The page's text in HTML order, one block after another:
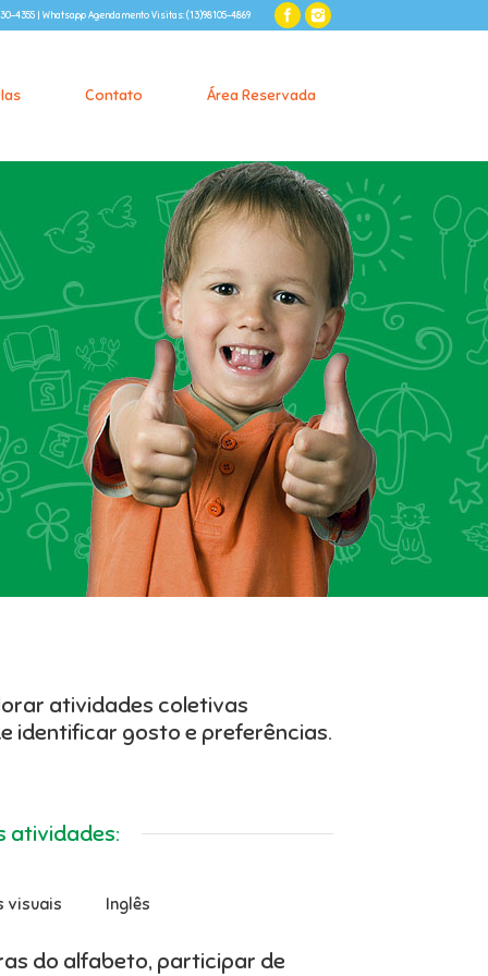
4355 | Whatsapp Agendamento Visitas: (13)98105-4869
Contato Área Reservada
atividades coletivas
identificar gosto e preferências.
atividades:
visuais Inglês
do alfabeto, participar de